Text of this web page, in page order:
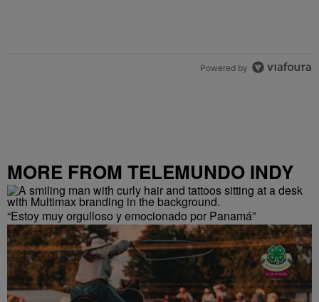
Powered by
MORE FROM TELEMUNDO INDY
“Estoy muy orgulloso y emocionado por Panamá”